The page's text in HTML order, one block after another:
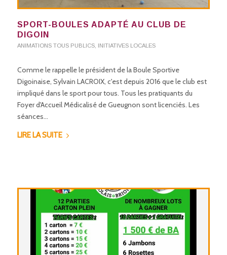
SPORT-BOULES ADAPTÉ AU CLUB DE
DIGOIN
ANIMATIONS TOUS PUBLICS INITIATIVES LOCALES
Comme le rappelle le président de la Boule Sportive
Digoinaise, Sylvain LACROIX, c'est depuis 2016 que le club est
impliqué dans le sport pour tous. Tous les pratiquants du
Foyer d'Accueil Médicalisé de Gueugnon sont licenciés. Les
séances…
LIRE LA SUITE